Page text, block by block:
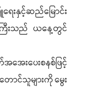
းနှင့်ဆည်မြောင်း
င်ကြီးသည် ယနေ့တွင်
အေးပေးစနစ်ဖြင့်
ာင်သူများကို မွေး